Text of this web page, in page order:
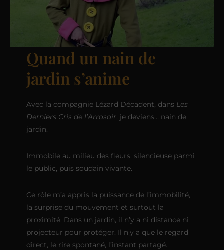
Quand un nain de
jardin s’anime
Avec la compagnie Lézard Décadent, dans Les
Derniers Cris de l’Arrosoir, je deviens… nain de
jardin.
Immobile au milieu des fleurs, silencieuse parmi
le public, puis soudain vivante.
Ce rôle m’a appris la puissance de l’immobilité,
la surprise du mouvement et surtout la
proximité. Dans un jardin, il n’y a ni distance ni
projecteur pour protéger. Il n’y a que le regard
direct, le rire spontané, l’instant partagé.